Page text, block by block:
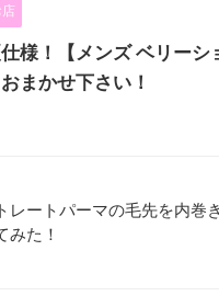
店
様！【メンズ ベリーシ
まかせ下さい！
レートパーマの毛先を内巻
みた！